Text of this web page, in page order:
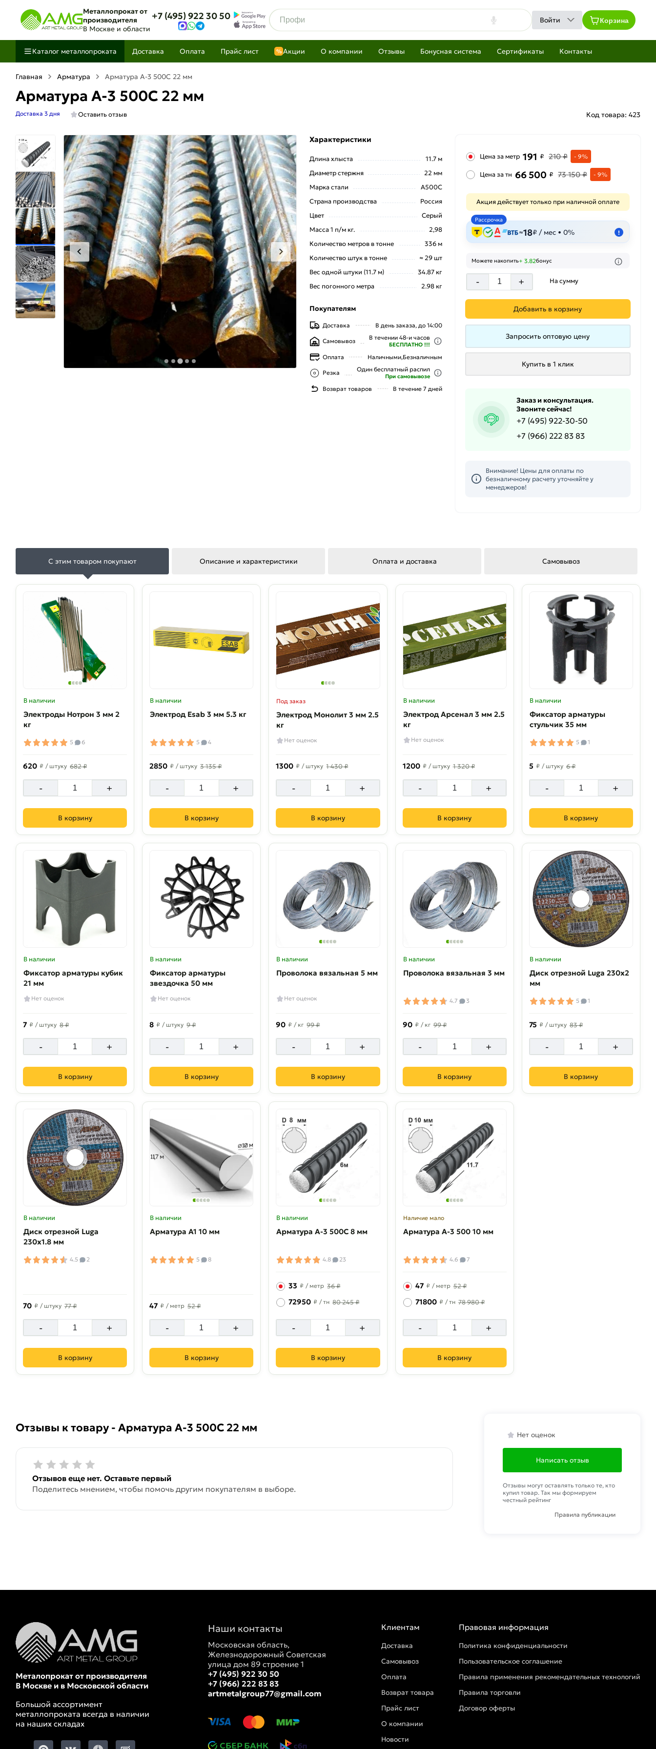
Металлопрокат от
производителя
В Москве и области
+7 (495) 922 30 50 Войти Корзина
Каталог металлопроката Доставка Оплата Прайс лист % Акции О компании Отзывы Бонусная система Сертификаты Контакты
Главная Арматура Арматура A-3 500C 22 мм
Арматура A-3 500C 22 мм
Доставка 3 дня Оставить отзыв Код товара: 423
Цена за метр 191 ₽ 210 ₽ - 9%
Цена за тн 66 500 ₽ 73 150 ₽ - 9%
Акция действует только при наличной оплате
Рассрочка
≈18₽ / мес • 0% !
Можете накопить+ 3.82бонус
- + На сумму
Добавить в корзину
Запросить оптовую цену
Купить в 1 клик
Заказ и консультация.
Звоните сейчас!
+7 (495) 922-30-50
+7 (966) 222 83 83
Внимание! Цены для оплаты по
безналичному расчету уточняйте у
менеджеров!
Характеристики
Длина хлыста
11.7 м
Диаметр стержня
22 мм
Марка стали
А500С
Страна производства
Россия
Цвет
Серый
Масса 1 п/м кг.
2,98
Количество метров в тонне
336 м
Количество штук в тонне
≈ 29 шт
Вес одной штуки (11.7 м)
34.87 кг
Вес погонного метра
2.98 кг
Покупателям
Доставка В день заказа, до 14:00
Самовывоз В течении 48-и часов
БЕСПЛАТНО !!!
Оплата Наличными,Безналичным
Резка Один бесплатный распил
При самовывозе
Возврат товаров В течение 7 дней
С этим товаром покупают Описание и характеристики Оплата и доставка Самовывоз
В наличии
Электроды Нотрон 3 мм 2
кг
5 6
620 ₽ / штуку 682 ₽
- +
В корзину
В наличии
Электрод Esab 3 мм 5.3 кг
5 4
2850 ₽ / штуку 3 135 ₽
- +
В корзину
Под заказ
Электрод Монолит 3 мм 2.5
кг
Нет оценок
1300 ₽ / штуку 1 430 ₽
- +
В корзину
В наличии
Электрод Арсенал 3 мм 2.5
кг
Нет оценок
1200 ₽ / штуку 1 320 ₽
- +
В корзину
В наличии
Фиксатор арматуры
стульчик 35 мм
5 1
5 ₽ / штуку 6 ₽
- +
В корзину
В наличии
Фиксатор арматуры кубик
21 мм
Нет оценок
7 ₽ / штуку 8 ₽
- +
В корзину
В наличии
Фиксатор арматуры
звездочка 50 мм
Нет оценок
8 ₽ / штуку 9 ₽
- +
В корзину
В наличии
Проволока вязальная 5 мм
Нет оценок
90 ₽ / кг 99 ₽
- +
В корзину
В наличии
Проволока вязальная 3 мм
4.7 3
90 ₽ / кг 99 ₽
- +
В корзину
В наличии
Диск отрезной Luga 230х2
мм
5 1
75 ₽ / штуку 83 ₽
- +
В корзину
В наличии
Диск отрезной Luga
230х1.8 мм
4.5 2
70 ₽ / штуку 77 ₽
- +
В корзину
В наличии
Арматура А1 10 мм
5 8
47 ₽ / метр 52 ₽
- +
В корзину
В наличии
Арматура A-3 500C 8 мм
4.8 23
33 ₽ / метр 36 ₽
72950 ₽ / тн 80 245 ₽
- +
В корзину
Наличие мало
Арматура A-3 500 10 мм
4.6 7
47 ₽ / метр 52 ₽
71800 ₽ / тн 78 980 ₽
- +
В корзину
Отзывы к товару - Арматура A-3 500C 22 мм
Отзывов еще нет. Оставьте первый
Поделитесь мнением, чтобы помочь другим покупателям в выборе.
Нет оценок
Написать отзыв
Отзывы могут оставлять только те, кто
купил товар. Так мы формируем
честный рейтинг
Правила публикации
Металопрокат от производителя
В Москве и в Московской области
Большой ассортимент
металлопроката всегда в наличии
на наших складах
Наши контакты
Московская область,
Железнодорожный Советская
улица дом 89 строение 1
+7 (495) 922 30 50
+7 (966) 222 83 83
artmetalgroup77@gmail.com
Клиентам
Доставка
Самовывоз
Оплата
Возврат товара
Прайс лист
О компании
Новости
Правовая информация
Политика конфиденциальности
Пользовательское соглашение
Правила применения рекомендательных технологий
Правила торговли
Договор оферты